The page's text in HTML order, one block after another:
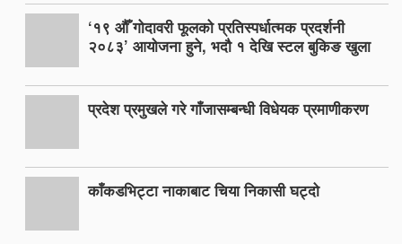
‘१९ औँ गोदावरी फूलको प्रतिस्पर्धात्मक प्रदर्शनी
२०८३’ आयोजना हुने, भदौ १ देखि स्टल बुकिङ खुला
प्रदेश प्रमुखले गरे गाँजासम्बन्धी विधेयक प्रमाणीकरण
काँकडभिट्टा नाकाबाट चिया निकासी घट्दो